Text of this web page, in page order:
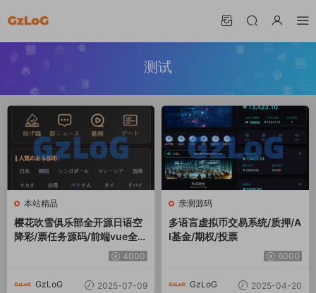
测试
本站精品
樱花吹雪俱乐部全开源日语空
降彩/票任务源码/前端vue全开
4000
GzLoG 2025-07-09
亲测源码
多语言虚拟币交易系统/质押/A
I基金/期权/投票
6000
GzLoG 2025-04-20